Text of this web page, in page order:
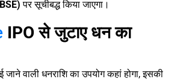
पर सूचीबद्ध किया जाएगा।
IPO से जुटाए धन का
जाने वाली धनराशि का उपयोग कहां होगा, इसकी